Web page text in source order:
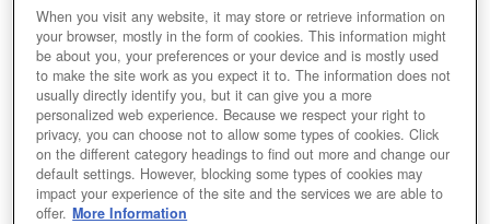
أين تشتري
المميزات
When you visit any website, it may store or retrieve information on
your browser, mostly in the form of cookies. This information might
be about you, your preferences or your device and is mostly used
to make the site work as you expect it to. The information does not
usually directly identify you, but it can give you a more
personalized web experience. Because we respect your right to
privacy, you can choose not to allow some types of cookies. Click
on the different category headings to find out more and change our
default settings. However, blocking some types of cookies may
impact your experience of the site and the services we are able to
offer. More Information